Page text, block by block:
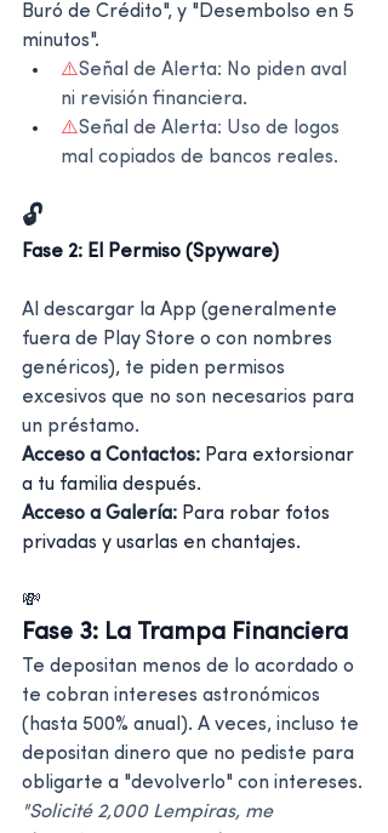
Buró de Crédito", y "Desembolso en 5
minutos".
⚠️Señal de Alerta: No piden aval
ni revisión financiera.
⚠️Señal de Alerta: Uso de logos
mal copiados de bancos reales.
🔓
Fase 2: El Permiso (Spyware)
Al descargar la App (generalmente
fuera de Play Store o con nombres
genéricos), te piden permisos
excesivos que no son necesarios para
un préstamo.
Acceso a Contactos: Para extorsionar
a tu familia después.
Acceso a Galería: Para robar fotos
privadas y usarlas en chantajes.
💸
Fase 3: La Trampa Financiera
Te depositan menos de lo acordado o
te cobran intereses astronómicos
(hasta 500% anual). A veces, incluso te
depositan dinero que no pediste para
obligarte a "devolverlo" con intereses.
"Solicité 2,000 Lempiras, me